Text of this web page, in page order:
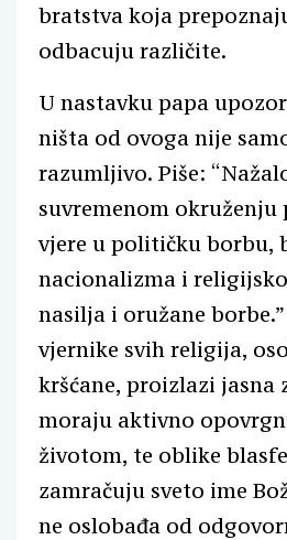
bratstva koja
odbacuju različite.
U nastavku papa
ništa od ovoga nije
razumljivo. Piše:
suvremenom okruženju
vjere u političku borbu,
nacionalizma i
nasilja i oružane
vjernike svih religija,
kršćane, proizlazi jasna
moraju aktivno
životom, te oblike
zamračuju sveto ime
ne oslobađa od